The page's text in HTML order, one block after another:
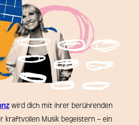
wird dich mit ihrer berührenden
kraftvollen Musik begeistern – ein